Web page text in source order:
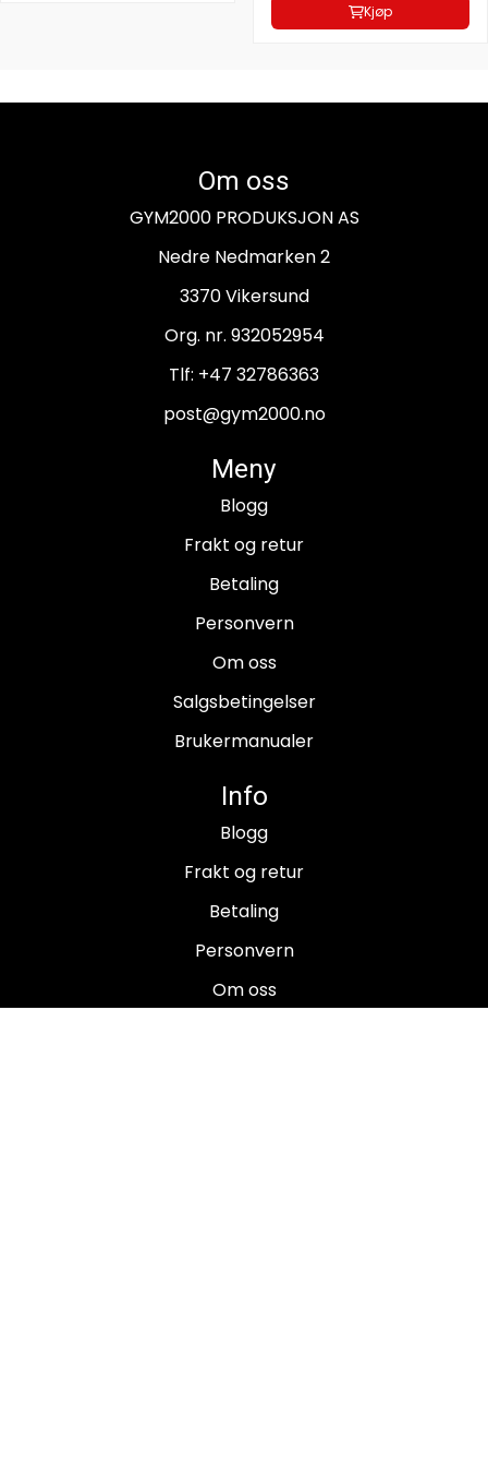
Kjøp
Om oss
GYM2000 PRODUKSJON AS
Nedre Nedmarken 2
3370 Vikersund
Org. nr. 932052954
Tlf: +47 32786363
post@gym2000.no
Meny
Blogg
Frakt og retur
Betaling
Personvern
Om oss
Salgsbetingelser
Brukermanualer
Info
Blogg
Frakt og retur
Betaling
Personvern
Om oss